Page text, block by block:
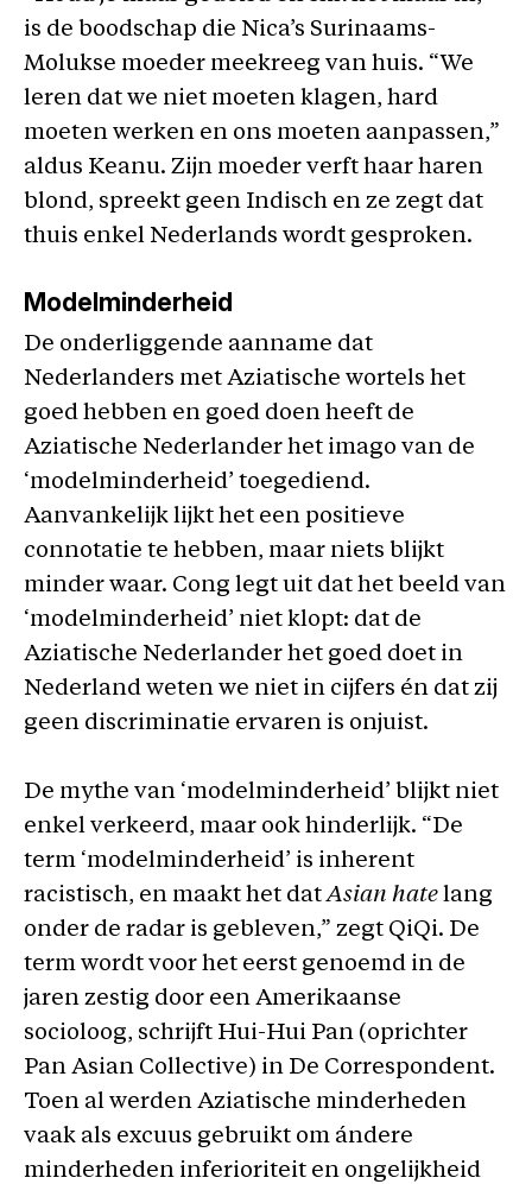
is de boodschap die Nica’s Surinaams-
Molukse moeder meekreeg van huis. “We
leren dat we niet moeten klagen, hard
moeten werken en ons moeten aanpassen,”
aldus Keanu. Zijn moeder verft haar haren
blond, spreekt geen Indisch en ze zegt dat
thuis enkel Nederlands wordt gesproken.
Modelminderheid
De onderliggende aanname dat
Nederlanders met Aziatische wortels het
goed hebben en goed doen heeft de
Aziatische Nederlander het imago van de
‘modelminderheid’ toegediend.
Aanvankelijk lijkt het een positieve
connotatie te hebben, maar niets blijkt
minder waar. Cong legt uit dat het beeld van
‘modelminderheid’ niet klopt: dat de
Aziatische Nederlander het goed doet in
Nederland weten we niet in cijfers én dat zij
geen discriminatie ervaren is onjuist.
De mythe van ‘modelminderheid’ blijkt niet
enkel verkeerd, maar ook hinderlijk. “De
term ‘modelminderheid’ is inherent
racistisch, en maakt het datAsian hate lang
onder de radar is gebleven,” zegt QiQi. De
term wordt voor het eerst genoemd in de
jaren zestig door een Amerikaanse
socioloog, schrijft Hui-Hui Pan (oprichter
Pan Asian Collective) in De Correspondent.
Toen al werden Aziatische minderheden
vaak als excuus gebruikt om ándere
minderheden inferioriteit en ongelijkheid